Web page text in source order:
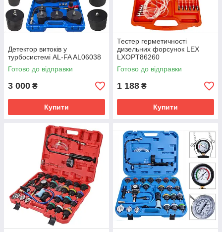
Детектор витоків у
турбосистемі AL-FA AL06038
Готово до відправки
3 000 ₴
Купити
Тестер герметичності
дизельних форсунок LEX
LXOPT86260
Готово до відправки
1 188 ₴
Купити